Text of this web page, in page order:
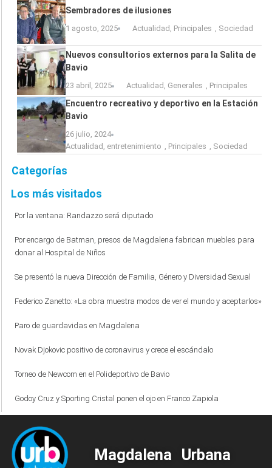
Sembradores de ilusiones
1 agosto, 2025 Actualidad Principales Sociedad
Nuevos consultorios externos para la Salita de
Bavio
23 abril, 2025 Actualidad , Generales , Principales
Encuentro recreativo y deportivo en la Estación
Bavio
26 julio, 2024
Actualidad , entretenimiento , Principales , Sociedad
Categorías
Los más visitados
Por la ventana: Randazzo será diputado
Por encargo de Batman, presos de Magdalena fabrican muebles para
donar al Hospital de Niños
Se presentó la nueva Dirección de Familia, Género y Diversidad Sexual
Federico Zanetto: «La obra muestra modos de ver el mundo y aceptarlos»
Paro de guardavidas en Magdalena
Novak Djokovic positivo de coronavirus y crece el escándalo
Torneo de Newcom en el Polideportivo de Bavio
Godoy Cruz y Sporting Cristal ponen el ojo en Franco Zapiola
Magdalena Urbana